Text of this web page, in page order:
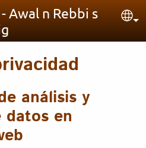
Awal n Rebbi s
análisis y
datos en